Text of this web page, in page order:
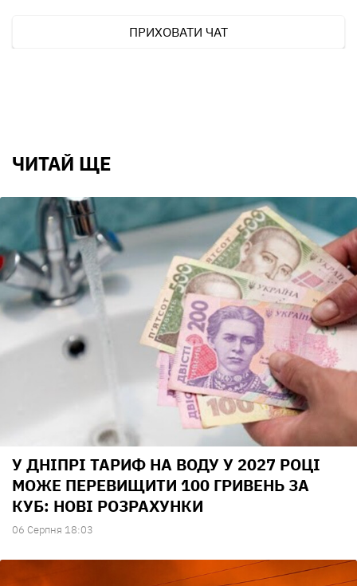
ПРИХОВАТИ ЧАТ
ЧИТАЙ ЩЕ
У ДНІПРІ ТАРИФ НА ВОДУ У 2027 РОЦІ
МОЖЕ ПЕРЕВИЩИТИ 100 ГРИВЕНЬ ЗА
КУБ: НОВІ РОЗРАХУНКИ
06 Серпня 18:03